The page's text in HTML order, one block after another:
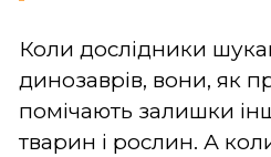
Коли дослідники
динозаврів, вони, як
помічають залишки
тварин і рослин. А